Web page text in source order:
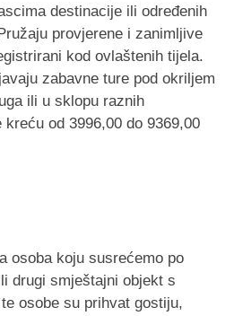
destinacije ili određenih
provjerene i zanimljive
kod ovlaštenih tijela.
zabavne ture pod okriljem
ili u sklopu raznih
od 3996,00 do 9369,00
osoba koju susrećemo po
drugi smještajni objekt s
osobe su prihvat gostiju,